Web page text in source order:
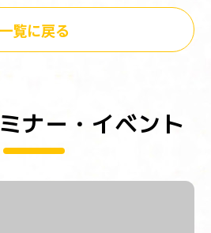
一覧に戻る
ナー・イベント